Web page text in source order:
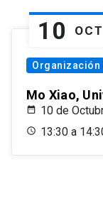
10 OCT
Organización
Mo Xiao,
10 de
13:30 a